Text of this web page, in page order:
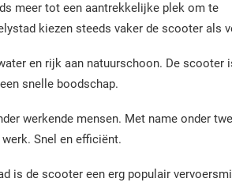
meer tot een aantrekkelijke plek om te
kiezen steeds vaker de scooter als
en rijk aan natuurschoon. De scooter
snelle boodschap.
werkende mensen. Met name onder
Snel en efficiënt.
is de scooter een erg populair